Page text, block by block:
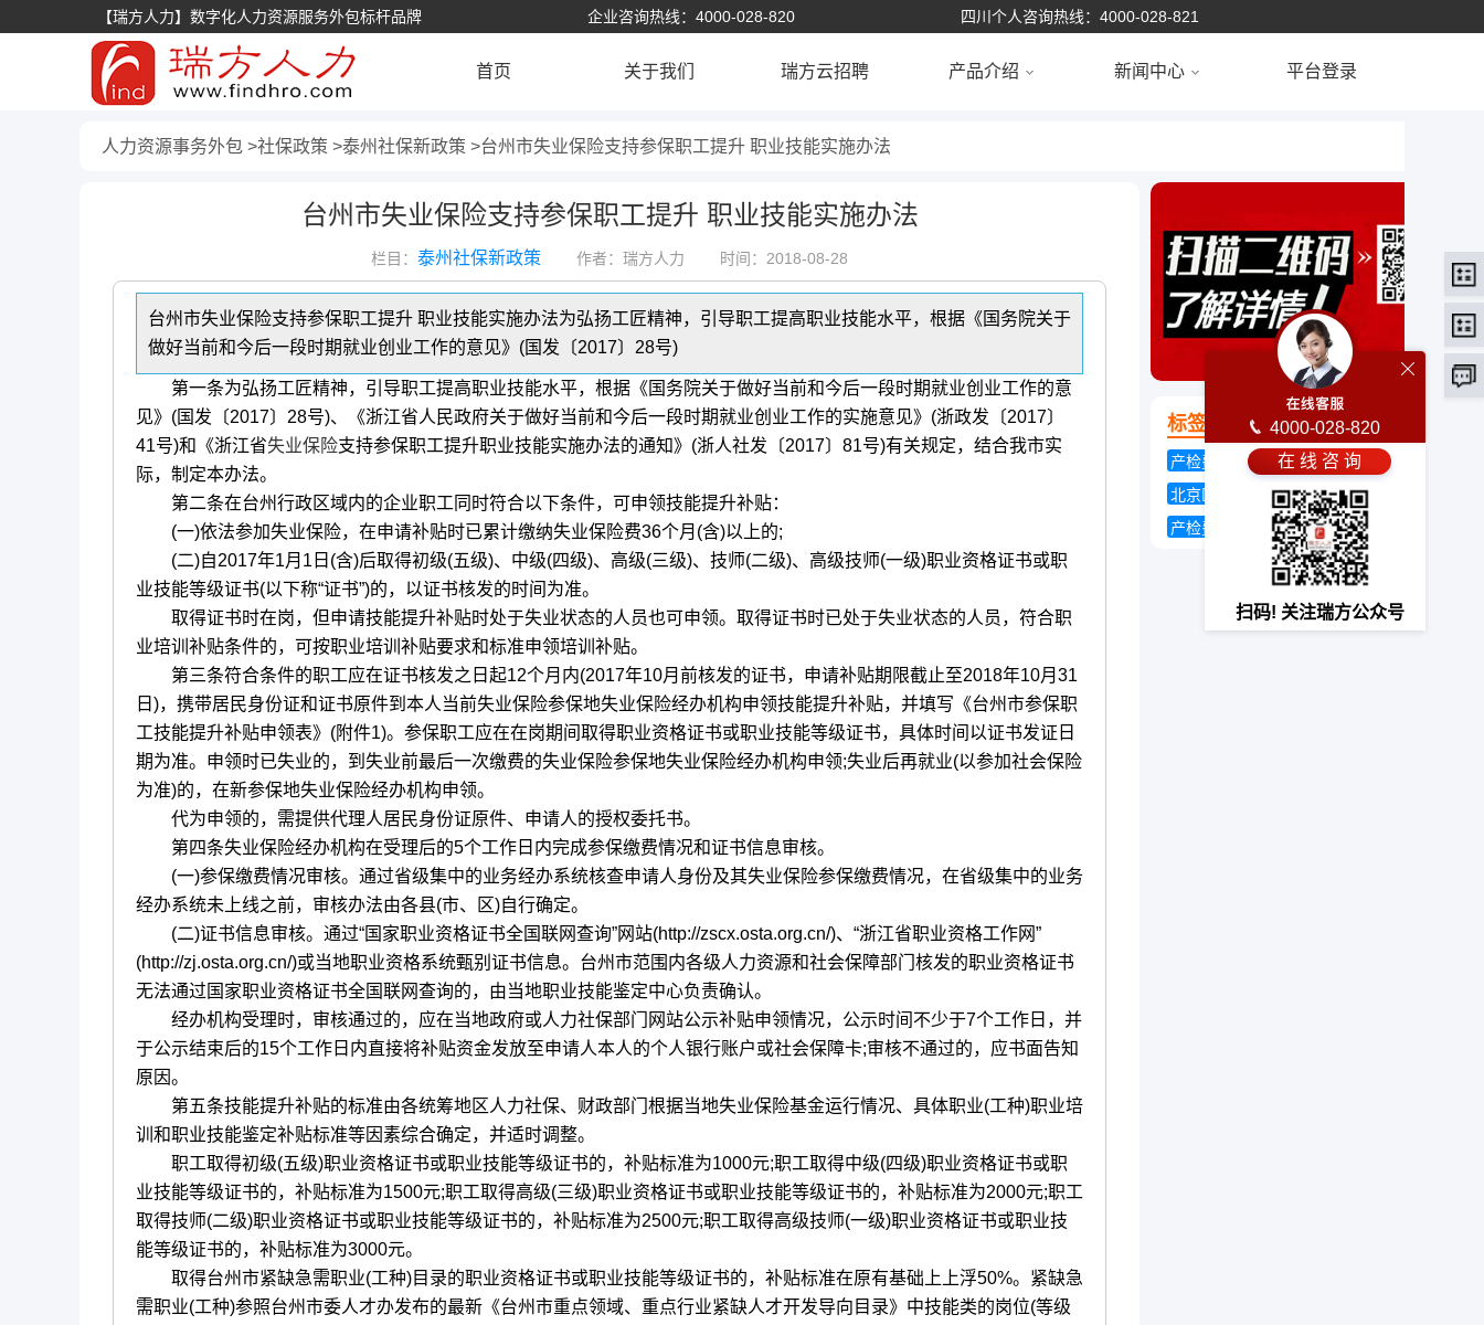
【瑞方人力】数字化人力资源服务外包标杆品牌 企业咨询热线：4000-028-820 四川个人咨询热线：4000-028-821
首页 关于我们 瑞方云招聘 产品介绍 新闻中心 平台登录
人力资源事务外包 社保政策 泰州社保新政策 台州市失业保险支持参保职工提升 职业技能实施办法
台州市失业保险支持参保职工提升 职业技能实施办法
栏目： 泰州社保新政策 作者：瑞方人力 时间：2018-08-28
台州市失业保险支持参保职工提升 职业技能实施办法为弘扬工匠精神，引导职工提高职业技能水平，根据《国务院关于
做好当前和今后一段时期就业创业工作的意见》(国发〔2017〕28号)
第一条为弘扬工匠精神，引导职工提高职业技能水平，根据《国务院关于做好当前和今后一段时期就业创业工作的意
见》(国发〔2017〕28号)、《浙江省人民政府关于做好当前和今后一段时期就业创业工作的实施意见》(浙政发〔2017〕
41号)和《浙江省失业保险支持参保职工提升职业技能实施办法的通知》(浙人社发〔2017〕81号)有关规定，结合我市实
际，制定本办法。
第二条在台州行政区域内的企业职工同时符合以下条件，可申领技能提升补贴：
(一)依法参加失业保险，在申请补贴时已累计缴纳失业保险费36个月(含)以上的;
(二)自2017年1月1日(含)后取得初级(五级)、中级(四级)、高级(三级)、技师(二级)、高级技师(一级)职业资格证书或职
业技能等级证书(以下称“证书”)的，以证书核发的时间为准。
取得证书时在岗，但申请技能提升补贴时处于失业状态的人员也可申领。取得证书时已处于失业状态的人员，符合职
业培训补贴条件的，可按职业培训补贴要求和标准申领培训补贴。
第三条符合条件的职工应在证书核发之日起12个月内(2017年10月前核发的证书，申请补贴期限截止至2018年10月31
日)，携带居民身份证和证书原件到本人当前失业保险参保地失业保险经办机构申领技能提升补贴，并填写《台州市参保职
工技能提升补贴申领表》(附件1)。参保职工应在在岗期间取得职业资格证书或职业技能等级证书，具体时间以证书发证日
期为准。申领时已失业的，到失业前最后一次缴费的失业保险参保地失业保险经办机构申领;失业后再就业(以参加社会保险
为准)的，在新参保地失业保险经办机构申领。
代为申领的，需提供代理人居民身份证原件、申请人的授权委托书。
第四条失业保险经办机构在受理后的5个工作日内完成参保缴费情况和证书信息审核。
(一)参保缴费情况审核。通过省级集中的业务经办系统核查申请人身份及其失业保险参保缴费情况，在省级集中的业务
经办系统未上线之前，审核办法由各县(市、区)自行确定。
(二)证书信息审核。通过“国家职业资格证书全国联网查询”网站(http://zscx.osta.org.cn/)、“浙江省职业资格工作网”
(http://zj.osta.org.cn/)或当地职业资格系统甄别证书信息。台州市范围内各级人力资源和社会保障部门核发的职业资格证书
无法通过国家职业资格证书全国联网查询的，由当地职业技能鉴定中心负责确认。
经办机构受理时，审核通过的，应在当地政府或人力社保部门网站公示补贴申领情况，公示时间不少于7个工作日，并
于公示结束后的15个工作日内直接将补贴资金发放至申请人本人的个人银行账户或社会保障卡;审核不通过的，应书面告知
原因。
第五条技能提升补贴的标准由各统筹地区人力社保、财政部门根据当地失业保险基金运行情况、具体职业(工种)职业培
训和职业技能鉴定补贴标准等因素综合确定，并适时调整。
职工取得初级(五级)职业资格证书或职业技能等级证书的，补贴标准为1000元;职工取得中级(四级)职业资格证书或职
业技能等级证书的，补贴标准为1500元;职工取得高级(三级)职业资格证书或职业技能等级证书的，补贴标准为2000元;职工
取得技师(二级)职业资格证书或职业技能等级证书的，补贴标准为2500元;职工取得高级技师(一级)职业资格证书或职业技
能等级证书的，补贴标准为3000元。
取得台州市紧缺急需职业(工种)目录的职业资格证书或职业技能等级证书的，补贴标准在原有基础上上浮50%。紧缺急
需职业(工种)参照台州市委人才办发布的最新《台州市重点领域、重点行业紧缺人才开发导向目录》中技能类的岗位(等级
标签云
产检费用报销
什么是社保
北京医保
买养老保险划算吗
产检费用
4000-028-820
在 线 咨 询
扫码! 关注瑞方公众号